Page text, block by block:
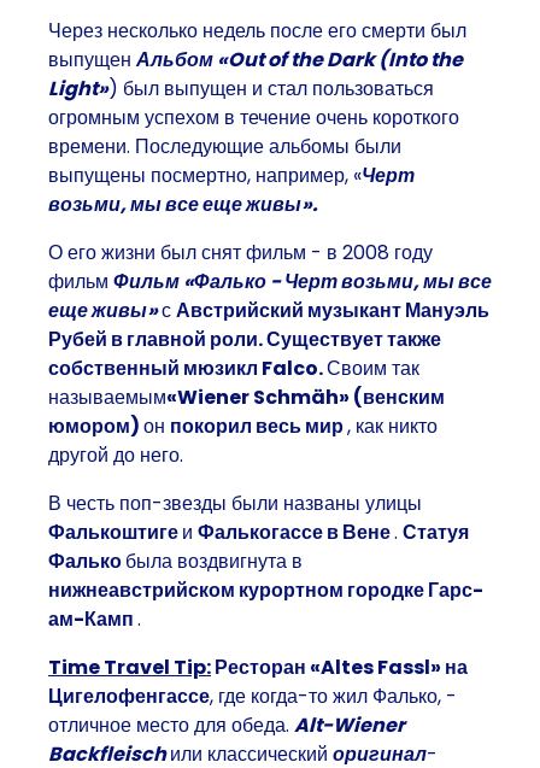
Через несколько недель после его смерти был
выпущенАльбом «Out of the Dark (Into the
Light») был выпущен и стал пользоваться
огромным успехом в течение очень короткого
времени. Последующие альбомы были
выпущены посмертно, например, «Черт
возьми, мы все еще живы».
О его жизни был снят фильм - в 2008 году
фильм Фильм «Фалько - Черт возьми, мы все
еще живы»сАвстрийский музыкант Мануэль
Рубей в главной роли. Существует также
собственный мюзикл Falco.Своим так
называемым«Wiener Schmäh» (венским
юмором)он покорил весь мир, как никто
другой до него.
В честь поп-звезды были названы улицы
Фалькоштигеи Фалькогассе в Вене. Статуя
Фалькобыла воздвигнута в
нижнеавстрийском курортном городке Гарс-
ам-Камп.
Time Travel Tip:Ресторан «Altes Fassl» на
Цигелофенгассе, где когда-то жил Фалько, -
отличное место для обеда. Alt-Wiener
Backfleischили классический оригинал-